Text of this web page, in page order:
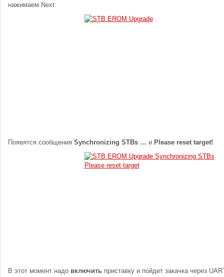
нажимаем Next:
Появятся сообщения Synchronizing STBs … и Please reset target!
В этот момент надо включить приставку и пойдет закачка через